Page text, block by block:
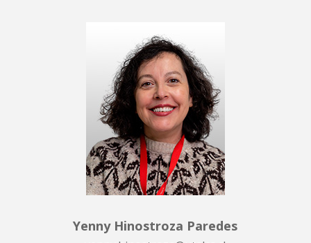
Yenny Hinostroza Paredes